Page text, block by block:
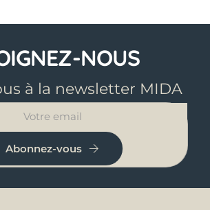
NOUS
à la newsletter MIDA
Abonnez-vous